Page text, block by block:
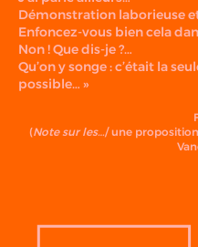
Démonstration laborieuse
Enfoncez-vous bien cela
Non ! Que dis-je ?…
Qu’on y songe : c’était la
possible… »
(Note sur les…/ une